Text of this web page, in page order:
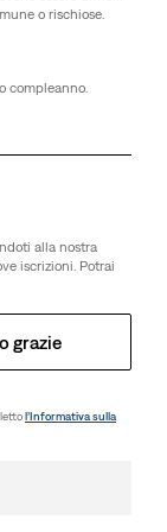
1
a CHF 85
i nostri 469
Indossali
o rischiose.
compleanno.
alla nostra
iscrizioni. Potrai
grazie
l’Informativa sulla